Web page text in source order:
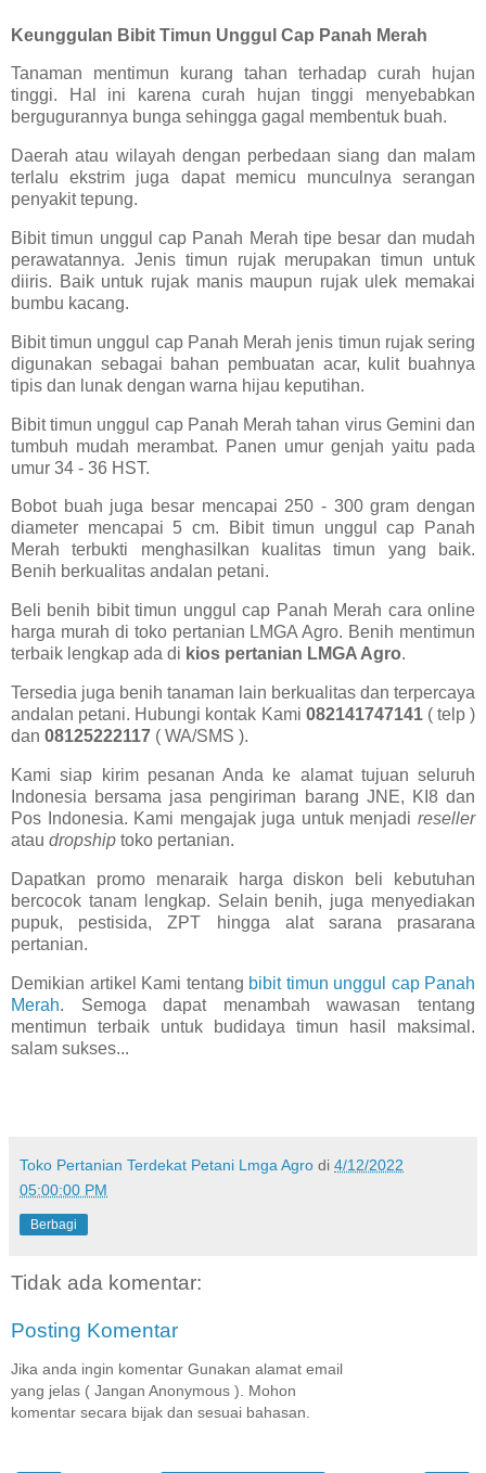
Keunggulan Bibit Timun Unggul Cap Panah Merah
Tanaman mentimun kurang tahan terhadap curah hujan
tinggi. Hal ini karena curah hujan tinggi menyebabkan
bergugurannya bunga sehingga gagal membentuk buah.
Daerah atau wilayah dengan perbedaan siang dan malam
terlalu ekstrim juga dapat memicu munculnya serangan
penyakit tepung.
Bibit timun unggul cap Panah Merah tipe besar dan mudah
perawatannya. Jenis timun rujak merupakan timun untuk
diiris. Baik untuk rujak manis maupun rujak ulek memakai
bumbu kacang.
Bibit timun unggul cap Panah Merah jenis timun rujak sering
digunakan sebagai bahan pembuatan acar, kulit buahnya
tipis dan lunak dengan warna hijau keputihan.
Bibit timun unggul cap Panah Merah tahan virus Gemini dan
tumbuh mudah merambat. Panen umur genjah yaitu pada
umur 34 - 36 HST.
Bobot buah juga besar mencapai 250 - 300 gram dengan
diameter mencapai 5 cm. Bibit timun unggul cap Panah
Merah terbukti menghasilkan kualitas timun yang baik.
Benih berkualitas andalan petani.
Beli benih bibit timun unggul cap Panah Merah cara online
harga murah di toko pertanian LMGA Agro. Benih mentimun
terbaik lengkap ada di kios pertanian LMGA Agro.
Tersedia juga benih tanaman lain berkualitas dan terpercaya
andalan petani. Hubungi kontak Kami 082141747141 ( telp )
dan 08125222117 ( WA/SMS ).
Kami siap kirim pesanan Anda ke alamat tujuan seluruh
Indonesia bersama jasa pengiriman barang JNE, KI8 dan
Pos Indonesia. Kami mengajak juga untuk menjadi reseller
atau dropship toko pertanian.
Dapatkan promo menaraik harga diskon beli kebutuhan
bercocok tanam lengkap. Selain benih, juga menyediakan
pupuk, pestisida, ZPT hingga alat sarana prasarana
pertanian.
Demikian artikel Kami tentang bibit timun unggul cap Panah
Merah. Semoga dapat menambah wawasan tentang
mentimun terbaik untuk budidaya timun hasil maksimal.
salam sukses...
Toko Pertanian Terdekat Petani Lmga Agro di 4/12/2022
05:00:00 PM
Berbagi
Tidak ada komentar:
Posting Komentar
Jika anda ingin komentar Gunakan alamat email
yang jelas ( Jangan Anonymous ). Mohon
komentar secara bijak dan sesuai bahasan.